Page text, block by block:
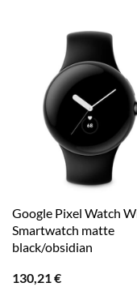
Google Pixel Watch
Smartwatch matte
black/obsidian
130,21€